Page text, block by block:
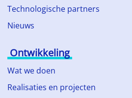
Technologische partners
Nieuws
Ontwikkeling
Wat we doen
Realisaties en projecten